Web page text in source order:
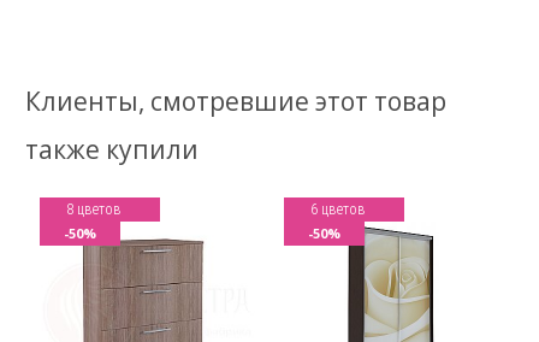
Клиенты, смотревшие этот товар
также купили
8 цветов
-50%
6 цветов
-50%